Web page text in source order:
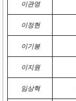
이관영
이정현
이기봉
이지원
임상혁